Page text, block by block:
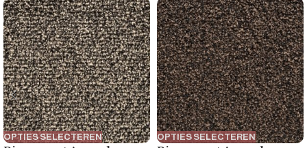
OPTIES SELECTEREN OPTIES SELECTEREN